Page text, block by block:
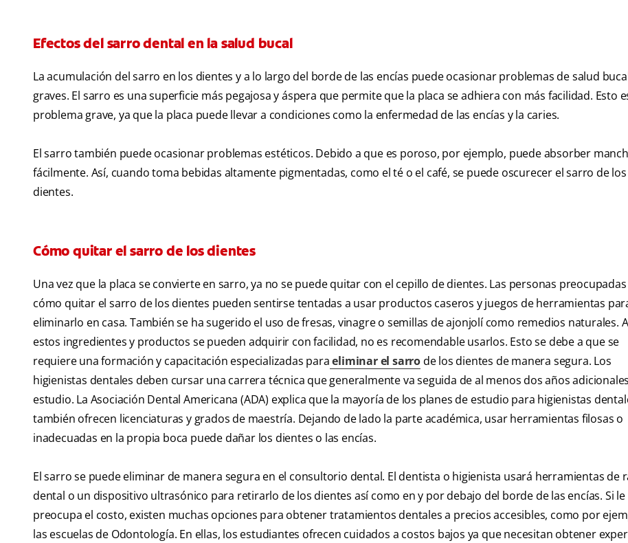
Efectos del sarro dental en la salud bucal
La acumulación del sarro en los dientes y a lo largo del borde de las encías puede ocasionar problemas de salud
graves. El sarro es una superficie más pegajosa y áspera que permite que la placa se adhiera con más facilidad. Esto
problema grave, ya que la placa puede llevar a condiciones como la enfermedad de las encías y la caries.
El sarro también puede ocasionar problemas estéticos. Debido a que es poroso, por ejemplo, puede absorber
fácilmente. Así, cuando toma bebidas altamente pigmentadas, como el té o el café, se puede oscurecer el sarro de los
dientes.
Cómo quitar el sarro de los dientes
Una vez que la placa se convierte en sarro, ya no se puede quitar con el cepillo de dientes. Las personas
cómo quitar el sarro de los dientes pueden sentirse tentadas a usar productos caseros y juegos de herramientas
eliminarlo en casa. También se ha sugerido el uso de fresas, vinagre o semillas de ajonjolí como remedios naturales.
estos ingredientes y productos se pueden adquirir con facilidad, no es recomendable usarlos. Esto se debe a que se
requiere una formación y capacitación especializadas paraeliminar el sarrode los dientes de manera segura. Los
higienistas dentales deben cursar una carrera técnica que generalmente va seguida de al menos dos años
estudio. La Asociación Dental Americana (ADA) explica que la mayoría de los planes de estudio para higienistas
también ofrecen licenciaturas y grados de maestría. Dejando de lado la parte académica, usar herramientas filosas o
inadecuadas en la propia boca puede dañar los dientes o las encías.
El sarro se puede eliminar de manera segura en el consultorio dental. El dentista o higienista usará herramientas de
dental o un dispositivo ultrasónico para retirarlo de los dientes así como en y por debajo del borde de las encías. Si le
preocupa el costo, existen muchas opciones para obtener tratamientos dentales a precios accesibles, como por
las escuelas de Odontología. En ellas, los estudiantes ofrecen cuidados a costos bajos ya que necesitan obtener